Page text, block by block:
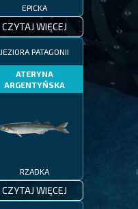
EPICKA
CZYTAJ WIĘCEJ
JEZIORA PATAGONII
ATERYNA
ARGENTYŃSKA
RZADKA
CZYTAJ WIĘCEJ